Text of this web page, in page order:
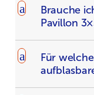
a
Brauche
Pavillon
a
Für